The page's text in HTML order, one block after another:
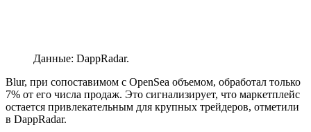
Данные: DappRadar.
Blur, при сопоставимом с OpenSea объемом, обработал только
7% от его числа продаж. Это сигнализирует, что маркетплейс
остается привлекательным для крупных трейдеров, отметили
в DappRadar.